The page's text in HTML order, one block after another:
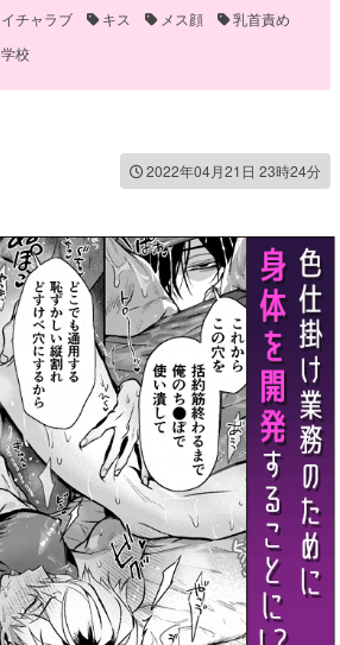
イチャラブ キス メス顔
乳首責め
学校
2022年04月21日 23時24分